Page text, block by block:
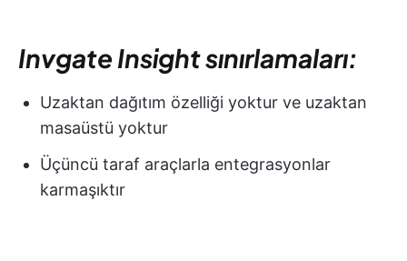
Invgate Insight sınırlamaları:
Uzaktan dağıtım özelliği yoktur ve uzaktan
masaüstü yoktur
Üçüncü taraf araçlarla entegrasyonlar
karmaşıktır